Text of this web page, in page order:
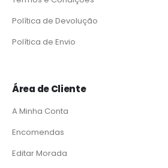
Política de Devolução
Política de Envio
Área de Cliente
A Minha Conta
Encomendas
Editar Morada